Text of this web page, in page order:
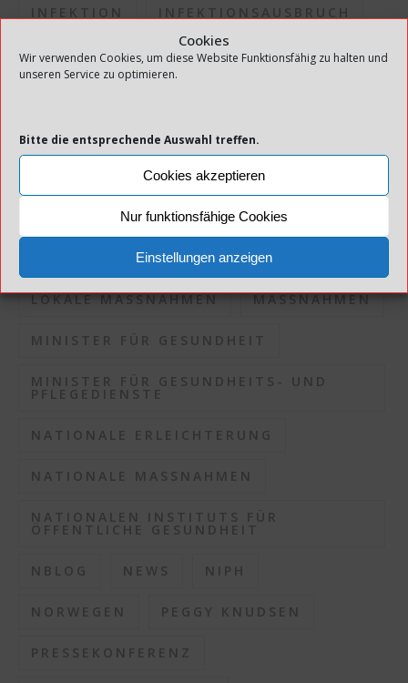
Cookies
Wir verwenden Cookies, um diese Website Funktionsfähig zu halten und
unseren Service zu optimieren.
Bitte die entsprechende Auswahl treffen.
Cookies akzeptieren
Nur funktionsfähige Cookies
Einstellungen anzeigen
INFEKTION INFEKTIONSAUSBRUCH
INFEKTIONSDRUCK
INFEKTIONSRISIKO
INFEKTIONSSITUATION KOMMUNEN
KORONAPANDEMIE
KORONASITUATION
LOKALE MASSNAHMEN MASSNAHMEN
MINISTER FÜR GESUNDHEIT
MINISTER FÜR GESUNDHEITS- UND
PFLEGEDIENSTE
NATIONALE ERLEICHTERUNG
NATIONALE MASSNAHMEN
NATIONALEN INSTITUTS FÜR
ÖFFENTLICHE GESUNDHEIT
NBLOG NEWS NIPH
NORWEGEN PEGGY KNUDSEN
PRESSEKONFERENZ